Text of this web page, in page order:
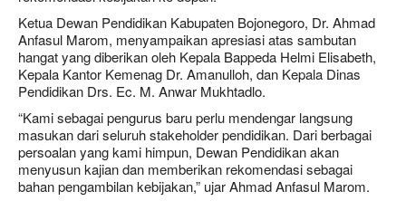
Ketua Dewan Pendidikan Kabupaten Bojonegoro, Dr. Ahmad
Anfasul Marom, menyampaikan apresiasi atas sambutan
hangat yang diberikan oleh Kepala Bappeda Helmi Elisabeth,
Kepala Kantor Kemenag Dr. Amanulloh, dan Kepala Dinas
Pendidikan Drs. Ec. M. Anwar Mukhtadlo.
“Kami sebagai pengurus baru perlu mendengar langsung
masukan dari seluruh stakeholder pendidikan. Dari berbagai
persoalan yang kami himpun, Dewan Pendidikan akan
menyusun kajian dan memberikan rekomendasi sebagai
bahan pengambilan kebijakan,” ujar Ahmad Anfasul Marom.